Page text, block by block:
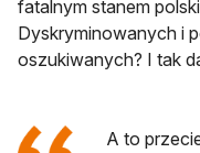
fatalnym stanem
Dyskryminowanych i
oszukiwanych? I tak
A to